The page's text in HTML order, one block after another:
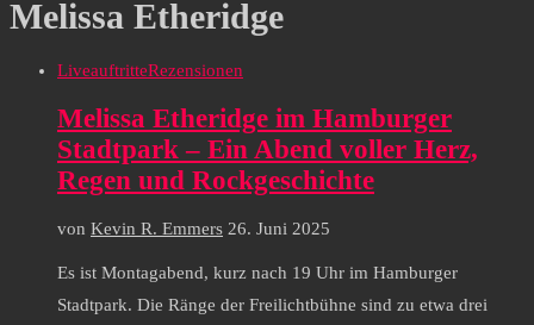
Melissa Etheridge
LiveauftritteRezensionen
Melissa Etheridge im Hamburger
Stadtpark – Ein Abend voller Herz,
Regen und Rockgeschichte
von Kevin R. Emmers 26. Juni 2025
Es ist Montagabend, kurz nach 19 Uhr im Hamburger
Stadtpark. Die Ränge der Freilichtbühne sind zu etwa drei